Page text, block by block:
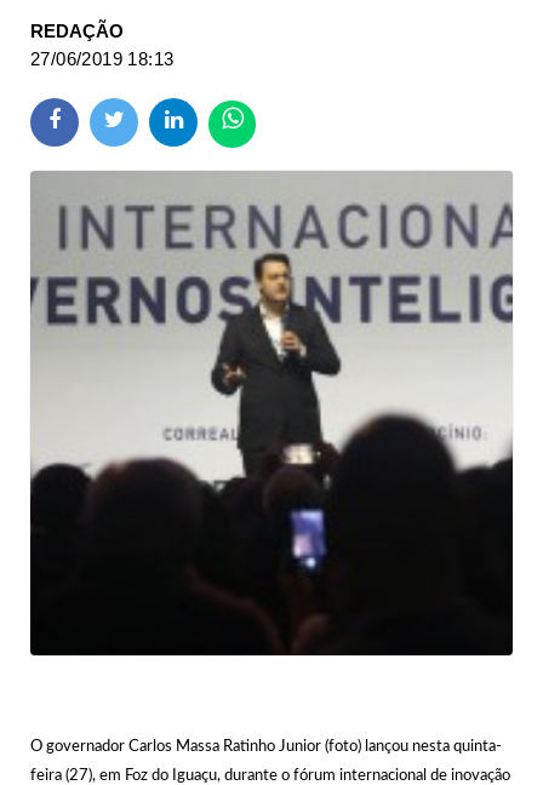
REDAÇÃO
27/06/2019 18:13
O governador Carlos Massa Ratinho Junior (foto) lançou nesta quinta-
feira (27), em Foz do Iguaçu, durante o fórum internacional de inovação